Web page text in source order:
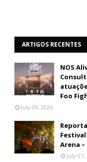
ARTIGOS RECENTES
NOS
Foo
July 09, 2026
Festival
Arena –
July 07,